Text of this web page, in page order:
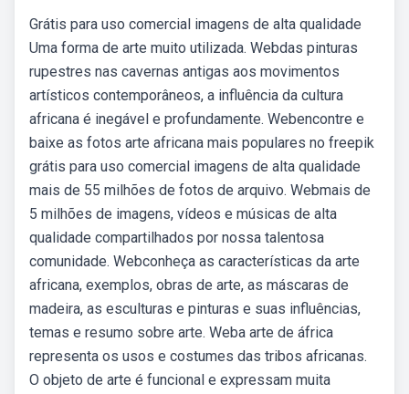
Grátis para uso comercial imagens de alta qualidade
Uma forma de arte muito utilizada. Webdas pinturas
rupestres nas cavernas antigas aos movimentos
artísticos contemporâneos, a influência da cultura
africana é inegável e profundamente. Webencontre e
baixe as fotos arte africana mais populares no freepik
grátis para uso comercial imagens de alta qualidade
mais de 55 milhões de fotos de arquivo. Webmais de
5 milhões de imagens, vídeos e músicas de alta
qualidade compartilhados por nossa talentosa
comunidade. Webconheça as características da arte
africana, exemplos, obras de arte, as máscaras de
madeira, as esculturas e pinturas e suas influências,
temas e resumo sobre arte. Weba arte de áfrica
representa os usos e costumes das tribos africanas.
O objeto de arte é funcional e expressam muita